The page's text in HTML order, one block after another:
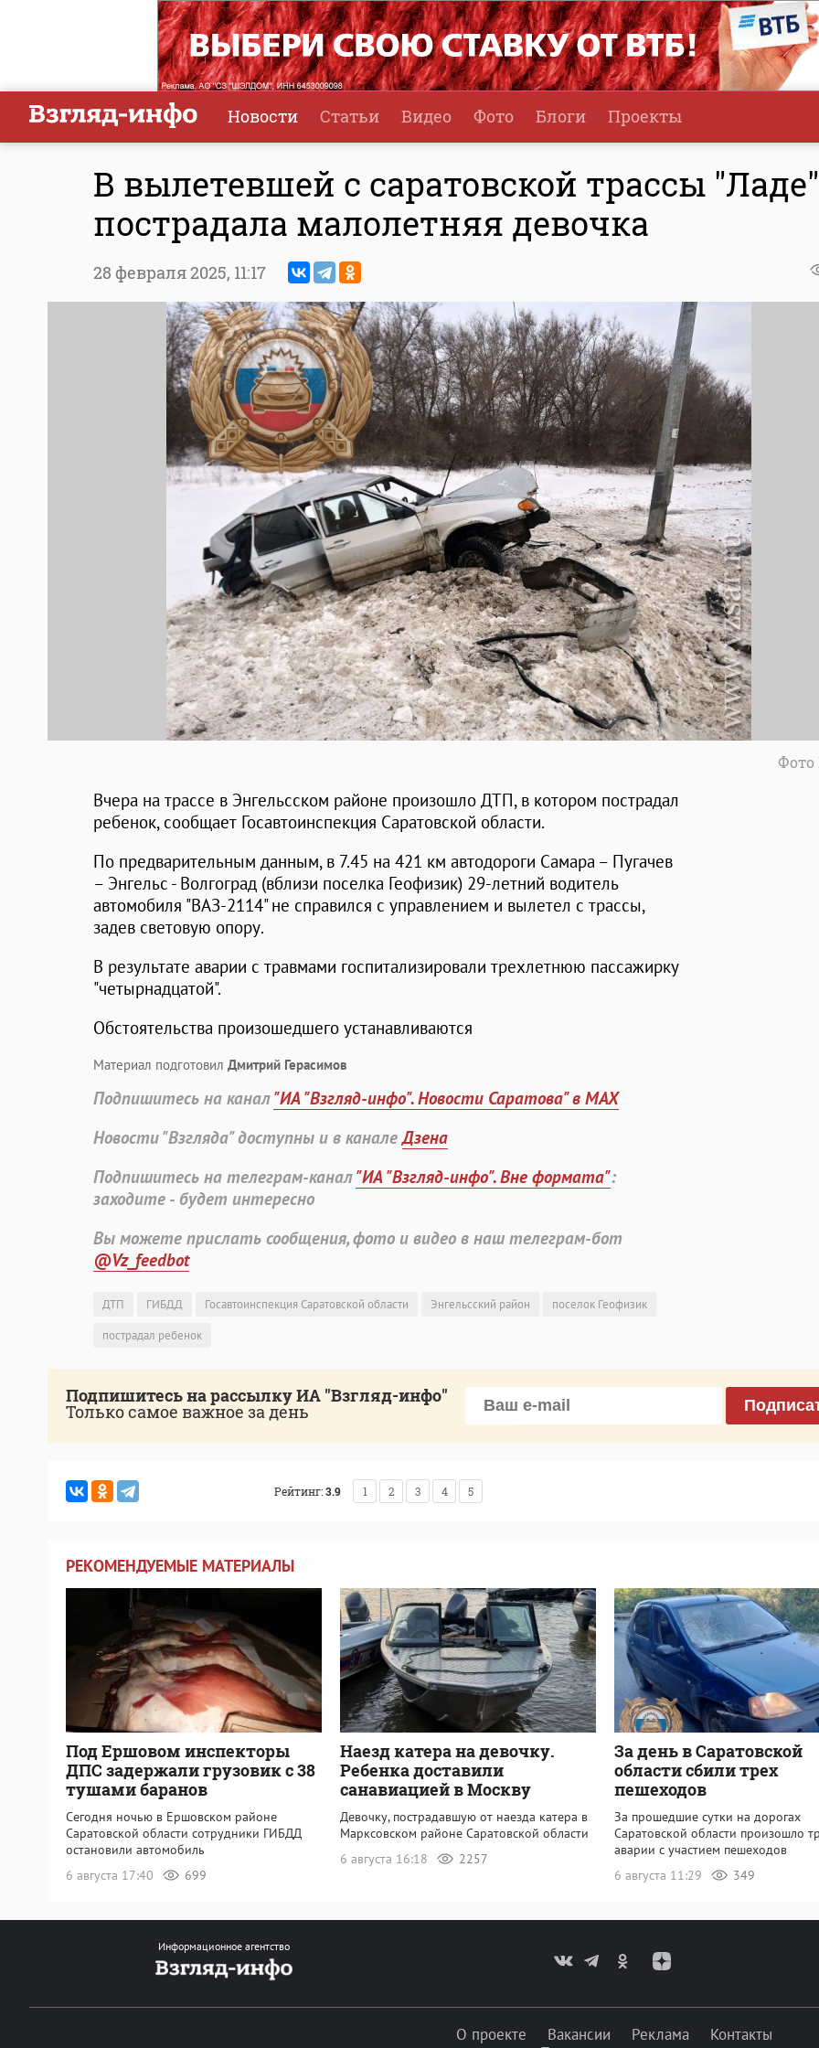
Новости Статьи Видео Фото Блоги Проекты
В вылетевшей с саратовской трассы "Ладе"
пострадала малолетняя девочка
28 февраля 2025, 11:17
Вчера на трассе в Энгельсском районе произошло ДТП, в котором пострадал
ребенок, сообщает Госавтоинспекция Саратовской области.
По предварительным данным, в 7.45 на 421 км автодороги Самара – Пугачев
– Энгельс - Волгоград (вблизи поселка Геофизик) 29-летний водитель
автомобиля "ВАЗ-2114" не справился с управлением и вылетел с трассы,
задев световую опору.
В результате аварии с травмами госпитализировали трехлетнюю пассажирку
"четырнадцатой".
Обстоятельства произошедшего устанавливаются
Материал подготовил Дмитрий Герасимов
Подпишитесь на канал"ИА "Взгляд-инфо". Новости Саратова" в MAX
Новости "Взгляда" доступны и в каналеДзена
Подпишитесь на телеграм-канал"ИА "Взгляд-инфо". Вне формата":
заходите - будет интересно
Вы можете прислать сообщения, фото и видео в наш телеграм-бот
@Vz_feedbot
ДТП ГИБДД Госавтоинспекция Саратовской области Энгельсский район
поселок Геофизик
пострадал ребенок
Подпишитесь на рассылку ИА "Взгляд-инфо"
Только самое важное за день
Рейтинг:3.9 1 2 3 4 5
РЕКОМЕНДУЕМЫЕ МАТЕРИАЛЫ
Под Ершовом инспекторы
ДПС задержали грузовик с 38
тушами баранов
Сегодня ночью в Ершовском районе
Саратовской области сотрудники ГИБДД
остановили автомобиль
6 августа 17:40
699
Наезд катера на девочку.
Ребенка доставили
санавиацией в Москву
Девочку, пострадавшую от наезда катера в
Марксовском районе Саратовской области
6 августа 16:18
2257
За день в Саратовской
области сбили трех
пешеходов
За прошедшие сутки на дорогах
Саратовской области произошло
аварии с участием пешеходов
6 августа 11:29
349
Информационное агентство
О проекте Вакансии Реклама
Контакты